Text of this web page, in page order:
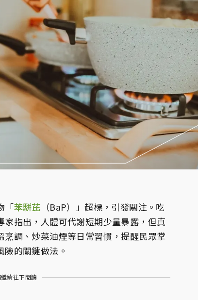
「苯駢芘 （BaP）」超標，引發關注。吃
指出，人體可代謝短期少量暴露，但真
烹調、炒菜油煙等日常習慣，提醒民眾掌
的關鍵做法。
續往下閱讀